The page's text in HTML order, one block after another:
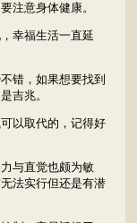
注意身体健康。
幸福生活一直延
错，如果想要找到
吉兆。
以取代的，记得好
与直觉也颇为敏
法实行但还是有潜